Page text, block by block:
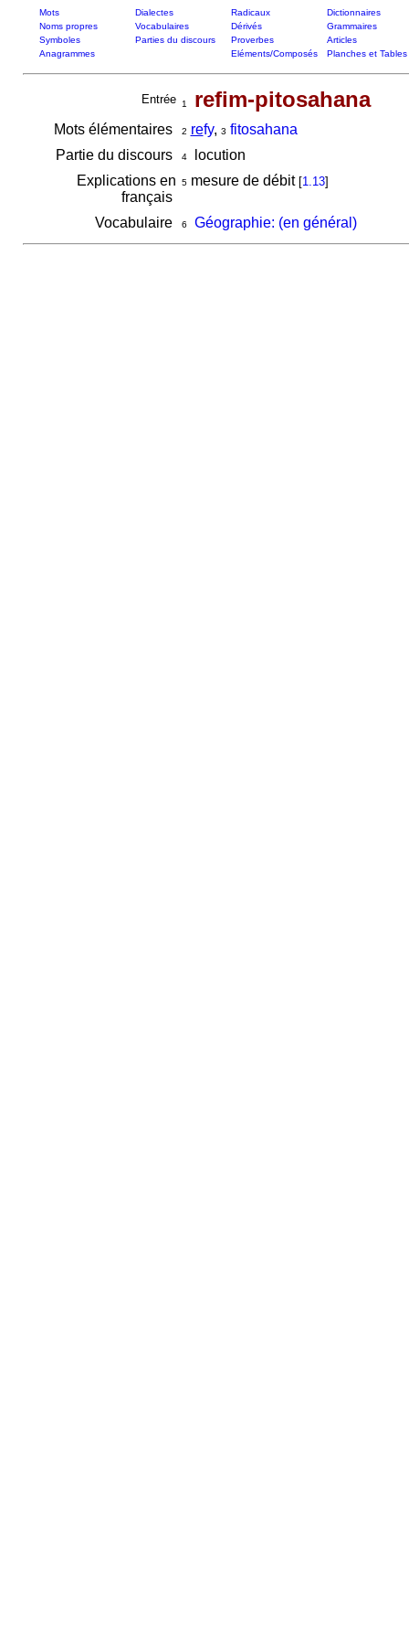
Mots Dialectes Radicaux
Dictionnaires
Noms propres
Vocabulaires Dérivés
Grammaires
Symboles
Parties du discours Proverbes
Articles
Anagrammes
Eléments/Composés Planches et Tables
Entrée 1 refim-pitosahana
Mots élémentaires 2 refy, 3 fitosahana
Partie du discours
4locution
Explications en
français
5mesure de débit [1.13]
Vocabulaire 6 Géographie: (en général)